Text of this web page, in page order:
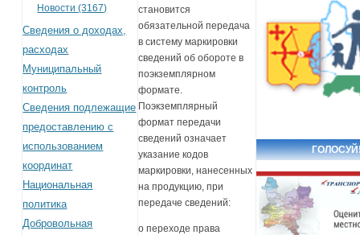
Новости (3167)
Сведения о доходах,
расходах
Муниципальный
контроль
Сведения подлежащие
предоставлению с
использованием
координат
Национальная
политика
Добровольная
становится
обязательной передача
в систему маркировки
сведений об обороте в
поэкземплярном
формате.
Поэкземплярный
формат передачи
сведений означает
указание кодов
маркировки, нанесенных
на продукцию, при
передаче сведений:
о переходе права